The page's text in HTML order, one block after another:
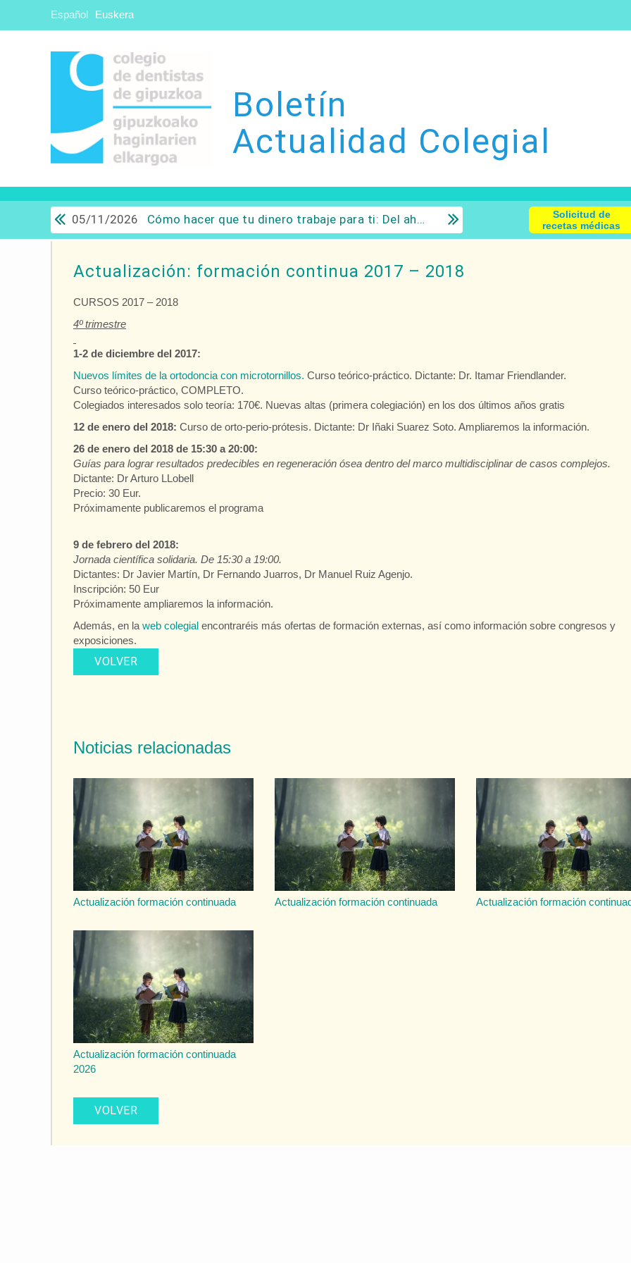
Español Euskera
Boletín
Actualidad Colegial
05/11/2026 Cómo hacer que tu dinero trabaje para ti: Del ahorro a la inversión con sentido común.
Solicitud de
recetas médicas
Actualización: formación continua 2017 – 2018
CURSOS 2017 – 2018
4º trimestre
1-2 de diciembre del 2017:
Nuevos límites de la ortodoncia con microtornillos. Curso teórico-práctico. Dictante: Dr. Itamar Friendlander.
Curso teórico-práctico, COMPLETO.
Colegiados interesados solo teoría: 170€. Nuevas altas (primera colegiación) en los dos últimos años gratis
12 de enero del 2018: Curso de orto-perio-prótesis. Dictante: Dr Iñaki Suarez Soto. Ampliaremos la información.
26 de enero del 2018 de 15:30 a 20:00:
Guías para lograr resultados predecibles en regeneración ósea dentro del marco multidisciplinar de casos complejos.
Dictante: Dr Arturo LLobell
Precio: 30 Eur.
Próximamente publicaremos el programa
9 de febrero del 2018:
Jornada científica solidaria. De 15:30 a 19:00.
Dictantes: Dr Javier Martín, Dr Fernando Juarros, Dr Manuel Ruiz Agenjo.
Inscripción: 50 Eur
Próximamente ampliaremos la información.
Además, en la web colegial encontraréis más ofertas de formación externas, así como información sobre congresos y
exposiciones.
VOLVER
Noticias relacionadas
Actualización formación continuada Actualización formación continuada Actualización formación
Actualización formación continuada
2026
VOLVER